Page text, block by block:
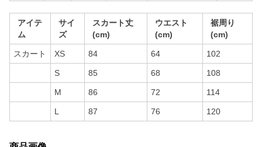
アイテ
ム
サイ
ズ
スカート丈
(cm)
ウエスト
(cm)
裾周り
(cm)
スカート XS 84 64 102
S 85 68 108
M 86 72 114
L 87 76 120